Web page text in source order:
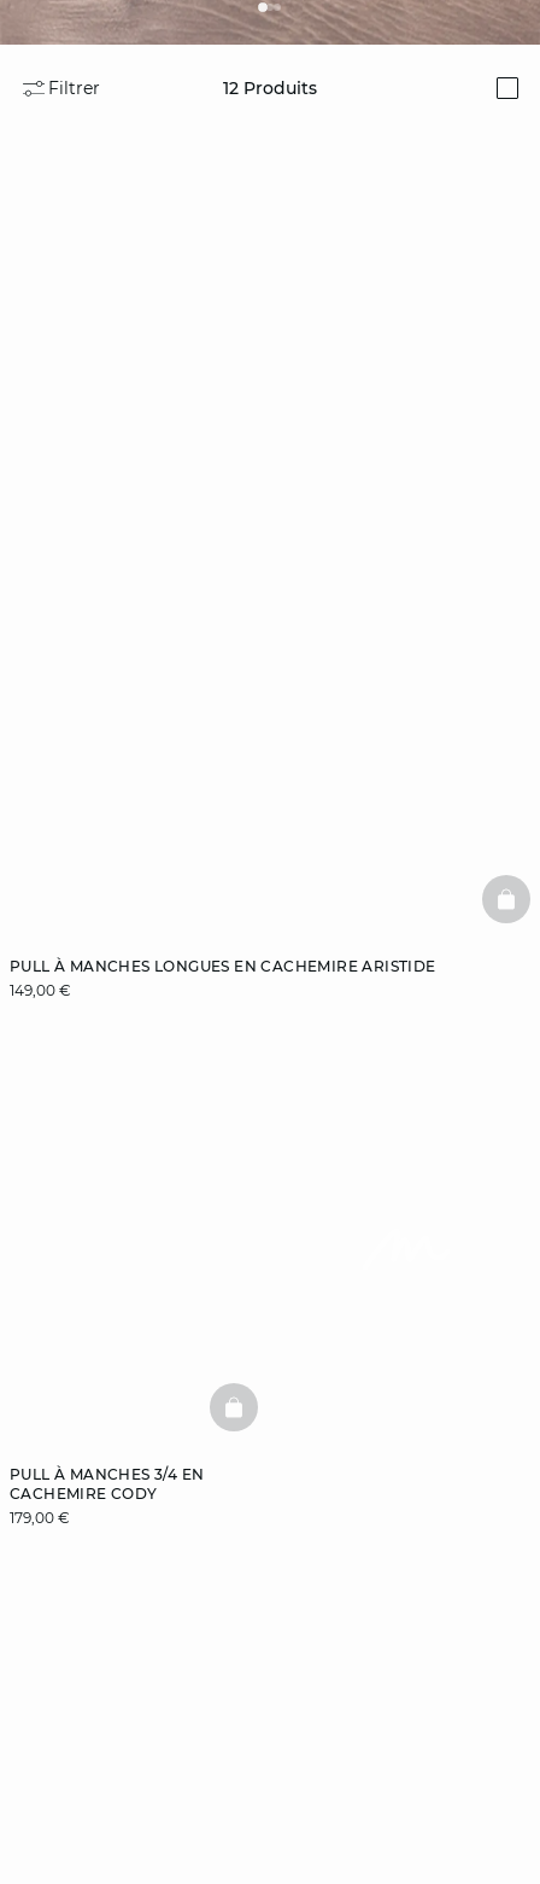
Filtrer 12 Produits
PULL À MANCHES LONGUES EN CACHEMIRE ARISTIDE
149,00 €
PULL À MANCHES 3/4 EN
CACHEMIRE CODY
179,00 €
BASKETFULL